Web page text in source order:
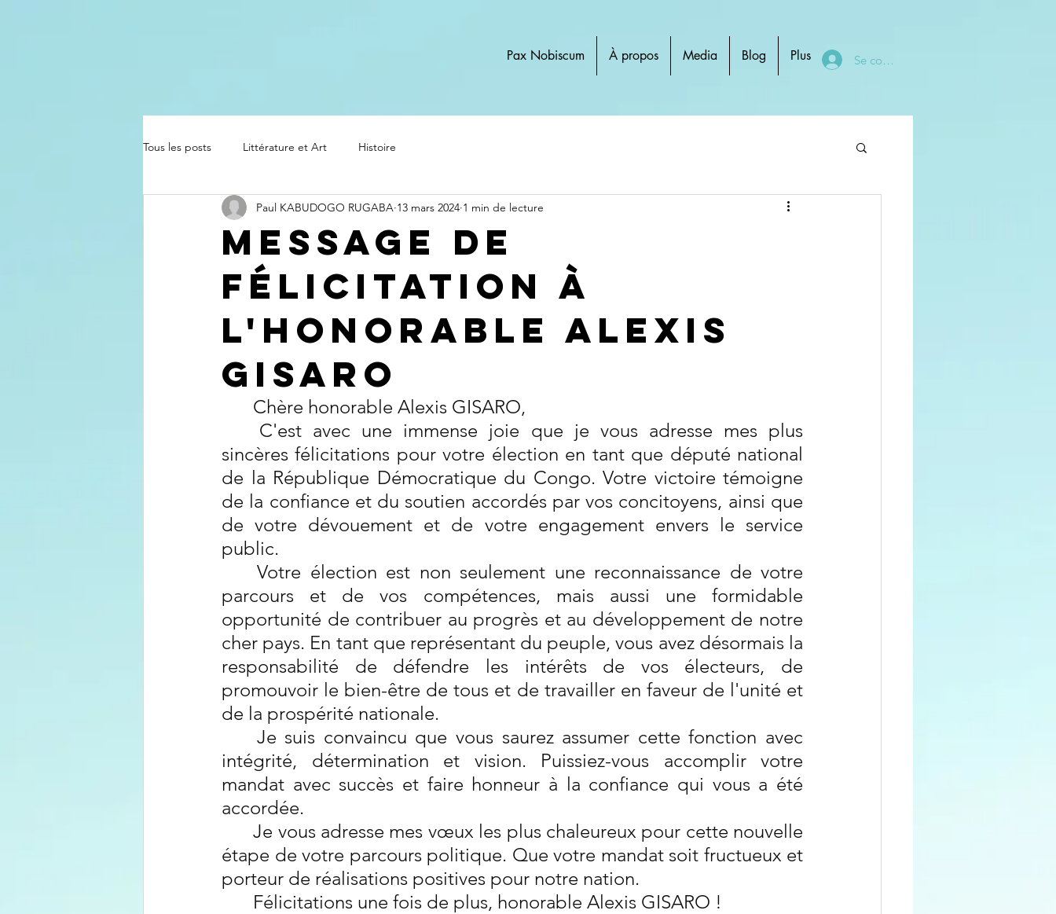
Pax Nobiscum À propos Media Blog Plus Se connecter
Tous les posts Littérature et Art Histoire
Message de
félicitation à
l'honorable Alexis
GISARO
Paul KABUDOGO RUGABA 13 mars 2024 1 min de lecture
Chère honorable Alexis GISARO,
C'est avec une immense joie que je vous adresse mes plus
sincères félicitations pour votre élection en tant que député national
de la République Démocratique du Congo. Votre victoire témoigne
de la confiance et du soutien accordés par vos concitoyens, ainsi que
de votre dévouement et de votre engagement envers le service
public.
Votre élection est non seulement une reconnaissance de votre
parcours et de vos compétences, mais aussi une formidable
opportunité de contribuer au progrès et au développement de notre
cher pays. En tant que représentant du peuple, vous avez désormais la
responsabilité de défendre les intérêts de vos électeurs, de
promouvoir le bien-être de tous et de travailler en faveur de l'unité et
de la prospérité nationale.
Je suis convaincu que vous saurez assumer cette fonction avec
intégrité, détermination et vision. Puissiez-vous accomplir votre
mandat avec succès et faire honneur à la confiance qui vous a été
accordée.
Je vous adresse mes vœux les plus chaleureux pour cette nouvelle
étape de votre parcours politique. Que votre mandat soit fructueux et
porteur de réalisations positives pour notre nation.
Félicitations une fois de plus, honorable Alexis GISARO !